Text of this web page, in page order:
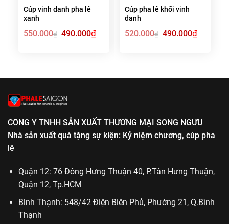
Cúp vinh danh pha lê
xanh
550.000₫
Giá
gốc
490.000₫Giá
hiện
Cúp pha lê khối vinh
danh
520.000₫
Giá
gốc
490.000₫Giá
hiện
CÔNG Y TNHH SẢN XUẤT THƯƠNG MẠI SONG NGƯU
Nhà sản xuất quà tặng sự kiện: Kỷ niệm chương, cúp pha
lê
Quận 12: 76 Đông Hưng Thuận 40, P.Tân Hưng Thuận,
Quận 12, Tp.HCM
Bình Thạnh: 548/42 Điện Biên Phủ, Phường 21, Q.Bình
Thạnh